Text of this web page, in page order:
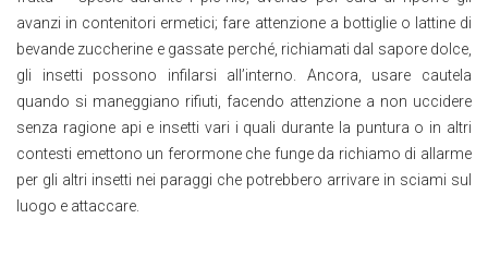
avanzi in contenitori ermetici; fare attenzione a bottiglie o lattine di
bevande zuccherine e gassate perché, richiamati dal sapore dolce,
gli insetti possono infilarsi all’interno. Ancora, usare cautela
quando si maneggiano rifiuti, facendo attenzione a non uccidere
senza ragione api e insetti vari i quali durante la puntura o in altri
contesti emettono un ferormone che funge da richiamo di allarme
per gli altri insetti nei paraggi che potrebbero arrivare in sciami sul
luogo e attaccare.